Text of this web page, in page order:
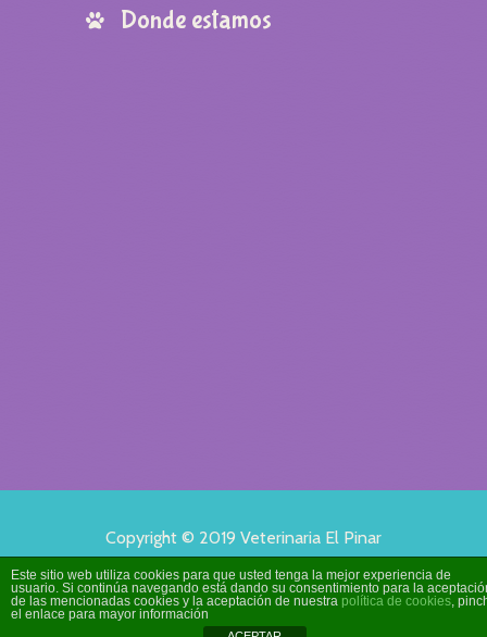
Donde estamos
Copyright © 2019 Veterinaria El Pinar
Todos los derechos reservados
Este sitio web utiliza cookies para que usted tenga la mejor experiencia de
usuario. Si continúa navegando está dando su consentimiento para la
de las mencionadas cookies y la aceptación de nuestra política de cookies,
el enlace para mayor información